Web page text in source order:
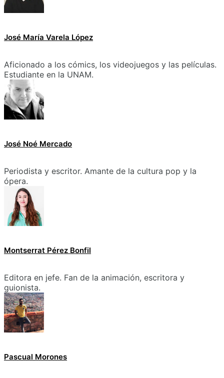
José María Varela López
Aficionado a los cómics, los videojuegos y las películas.
Estudiante en la UNAM.
José Noé Mercado
Periodista y escritor. Amante de la cultura pop y la
ópera.
Montserrat Pérez Bonfil
Editora en jefe. Fan de la animación, escritora y
guionista.
Pascual Morones